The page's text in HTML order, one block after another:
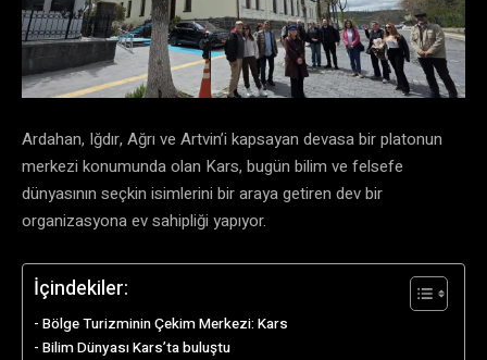
Ardahan, Iğdır, Ağrı ve Artvin’i kapsayan devasa bir platonun
merkezi konumunda olan Kars, bugün bilim ve felsefe
dünyasının seçkin isimlerini bir araya getiren dev bir
organizasyona ev sahipliği yapıyor.
İçindekiler:
​Bölge Turizminin Çekim Merkezi: Kars
​Bilim Dünyası Kars’ta buluştu